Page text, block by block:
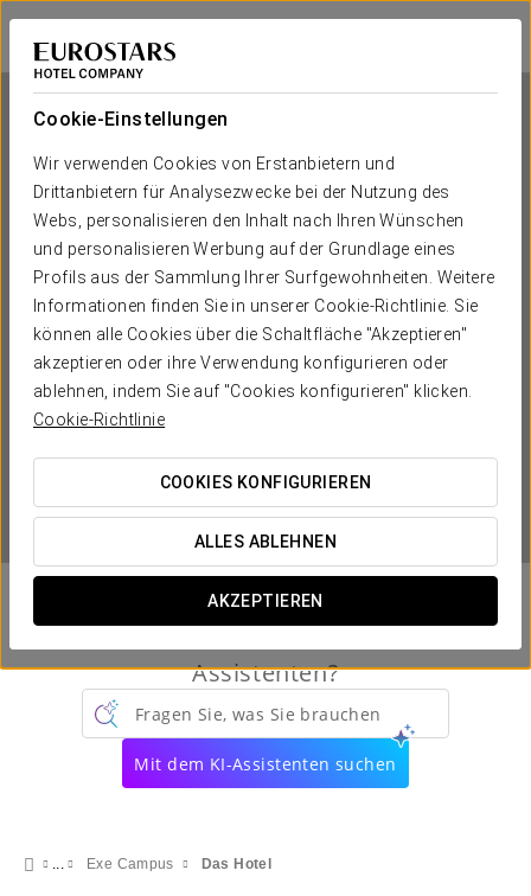
Cookie-Einstellungen
Wir verwenden Cookies von Erstanbietern und
Drittanbietern für Analysezwecke bei der Nutzung des
Webs, personalisieren den Inhalt nach Ihren Wünschen
und personalisieren Werbung auf der Grundlage eines
Profils aus der Sammlung Ihrer Surfgewohnheiten. Weitere
Informationen finden Sie in unserer Cookie-Richtlinie. Sie
können alle Cookies über die Schaltfläche "Akzeptieren"
akzeptieren oder ihre Verwendung konfigurieren oder
ablehnen, indem Sie auf "Cookies konfigurieren" klicken.
Cookie-Richtlinie
COOKIES KONFIGURIEREN
ALLES ABLEHNEN
AKZEPTIEREN
Exe Campus
BARCELONA - CERDANYOLA DEL VALLÈS
Exe Campus
BARCELONA - CERDANYOLA DEL VALLÈS
WANN MÖCHTEN SIE REISEN?
 
Assistenten?
Fragen Sie, was Sie brauchen
Mit dem KI-Assistenten suchen
Exe Campus Das Hotel